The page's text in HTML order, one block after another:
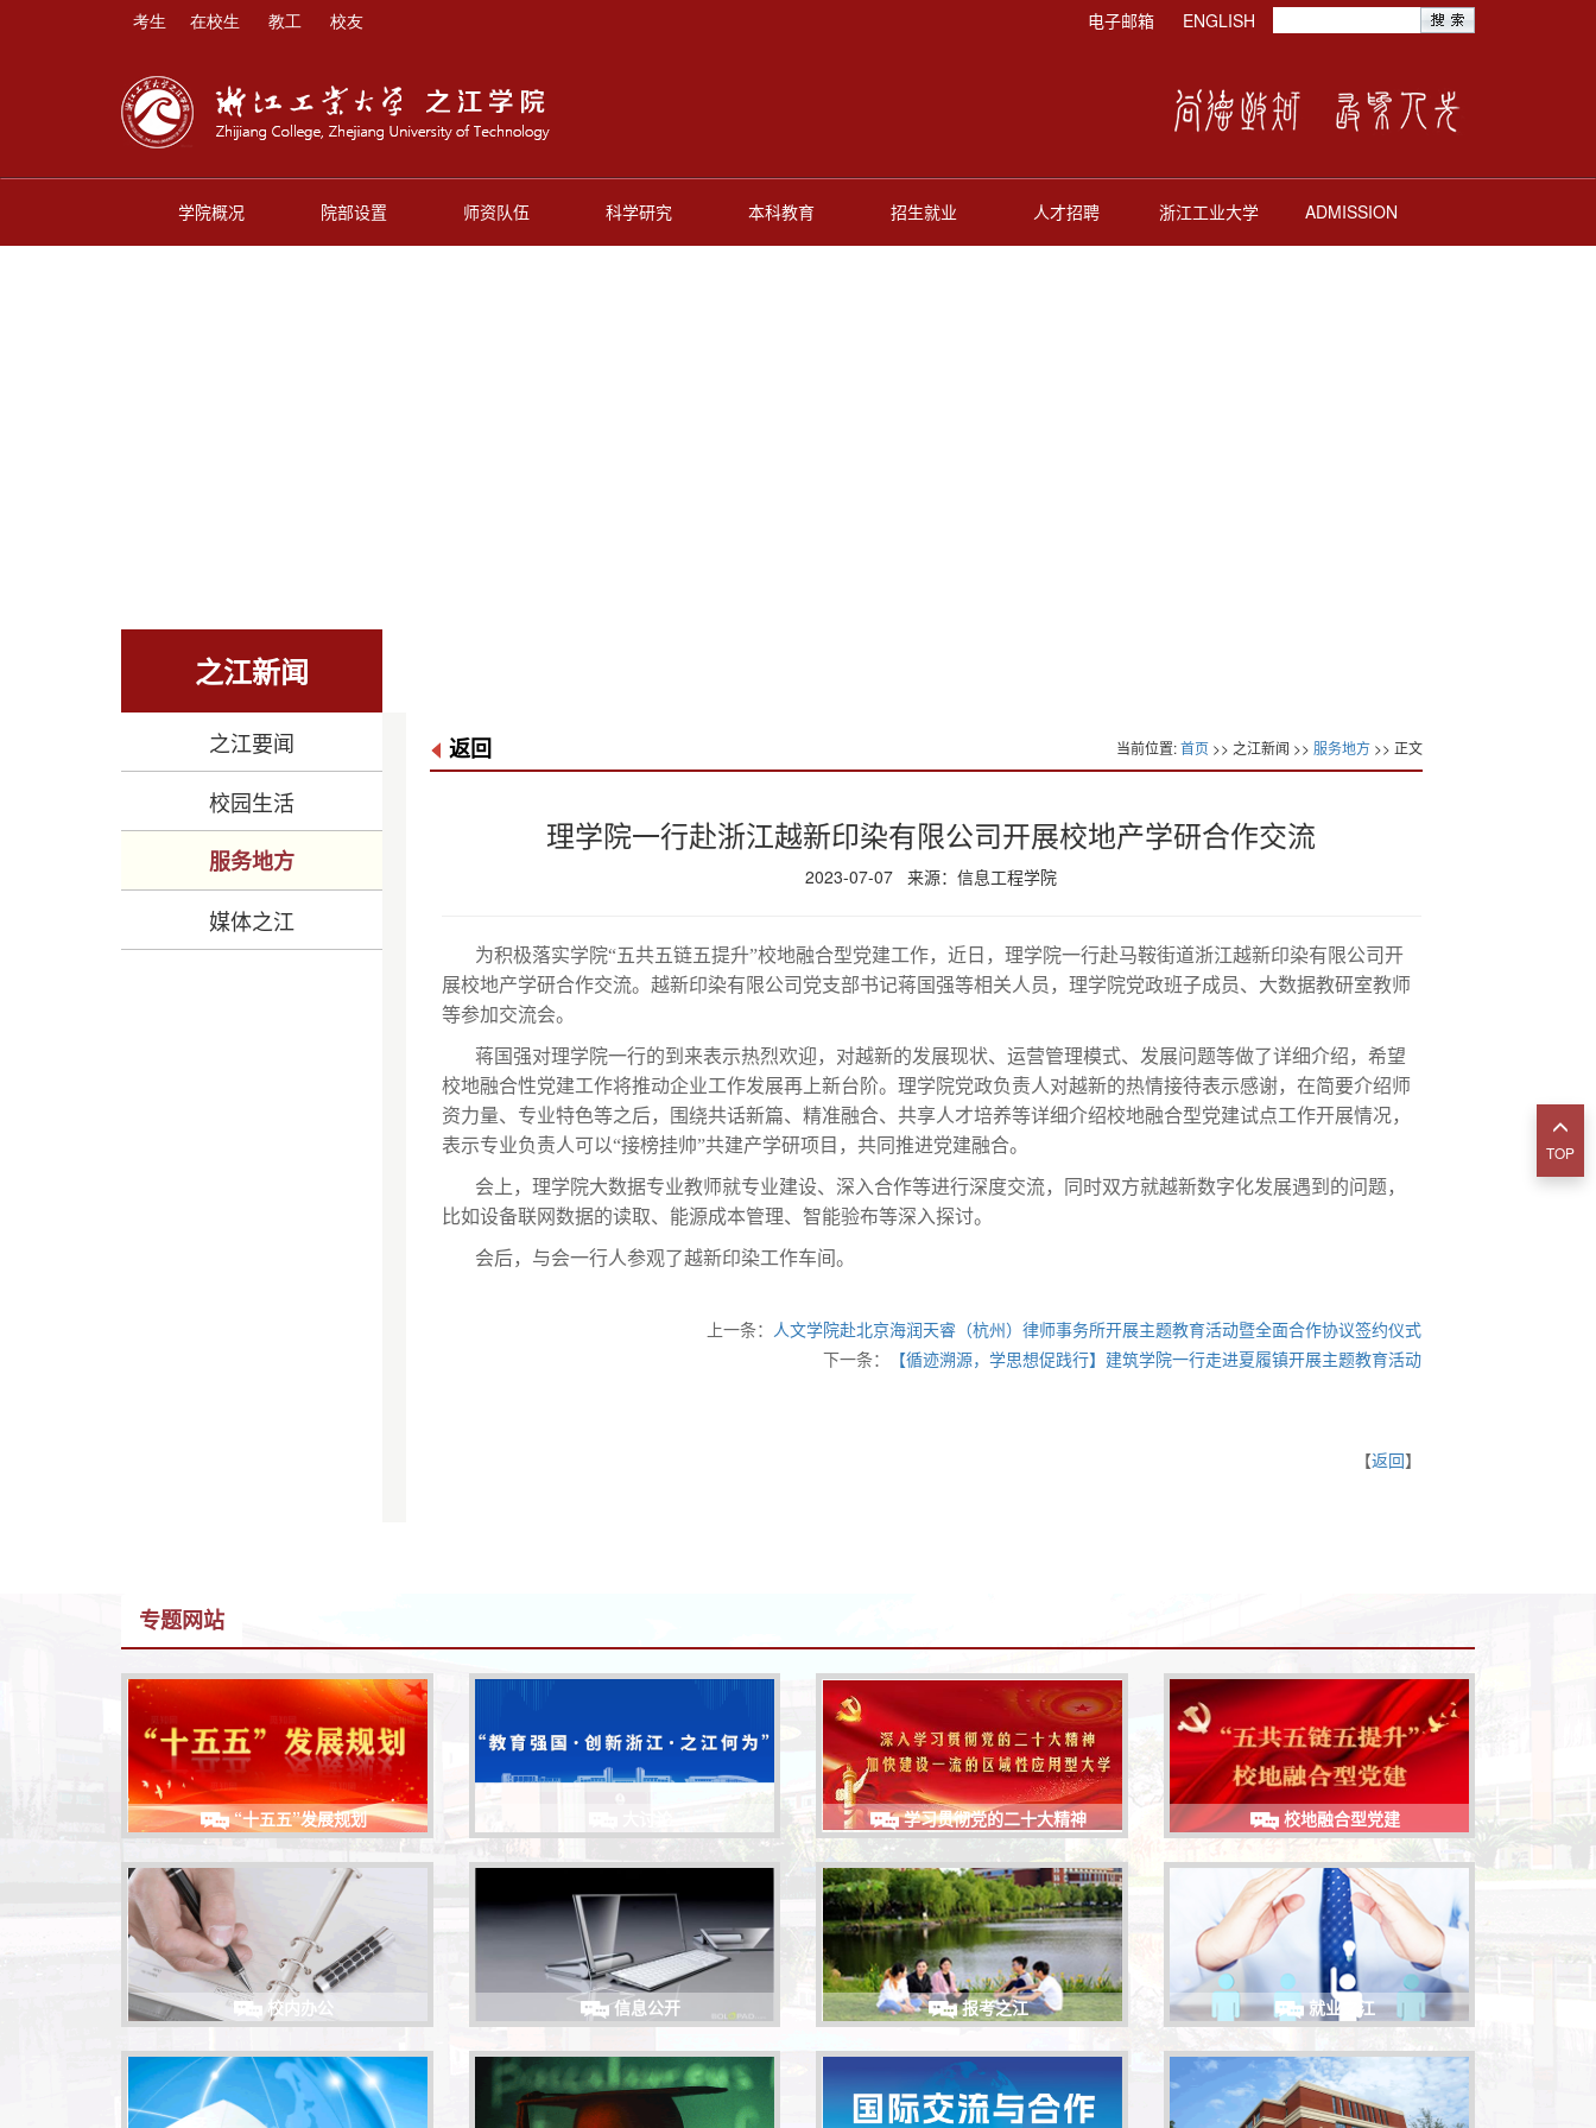
考生 在校生 教工 校友 电子邮箱 ENGLISH
学院概况 院部设置 师资队伍 科学研究 本科教育 招生就业 人才招聘 浙江工业大学 ADMISSION
之江新闻
之江要闻
校园生活
服务地方
媒体之江
返回 当前位置:首页 >> 之江新闻 >> 服务地方 >> 正文
理学院一行赴浙江越新印染有限公司开展校地产学研合作交流
2023-07-07 来源：信息工程学院
为积极落实学院“五共五链五提升”校地融合型党建工作，近日，理学院一行赴马鞍街道浙江越新印染有限公司开
展校地产学研合作交流。越新印染有限公司党支部书记蒋国强等相关人员，理学院党政班子成员、大数据教研室教师
等参加交流会。
蒋国强对理学院一行的到来表示热烈欢迎，对越新的发展现状、运营管理模式、发展问题等做了详细介绍，希望
校地融合性党建工作将推动企业工作发展再上新台阶。理学院党政负责人对越新的热情接待表示感谢，在简要介绍师
资力量、专业特色等之后，围绕共话新篇、精准融合、共享人才培养等详细介绍校地融合型党建试点工作开展情况，
表示专业负责人可以“接榜挂帅”共建产学研项目，共同推进党建融合。
会上，理学院大数据专业教师就专业建设、深入合作等进行深度交流，同时双方就越新数字化发展遇到的问题，
比如设备联网数据的读取、能源成本管理、智能验布等深入探讨。
会后，与会一行人参观了越新印染工作车间。
上一条： 人文学院赴北京海润天睿（杭州）律师事务所开展主题教育活动暨全面合作协议签约仪式
下一条：
【循迹溯源，学思想促践行】建筑学院一行走进夏履镇开展主题教育活动
【返回】
TOP
专题网站
“十五五”发展规划 学习贯彻党的二十大精神 校地融合型党建
校内办公 信息公开 报考之江 就业之江